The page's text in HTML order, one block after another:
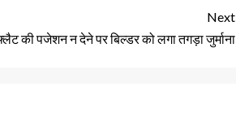
Next
की पजेशन न देने पर बिल्डर को लगा तगड़ा जुर्माना